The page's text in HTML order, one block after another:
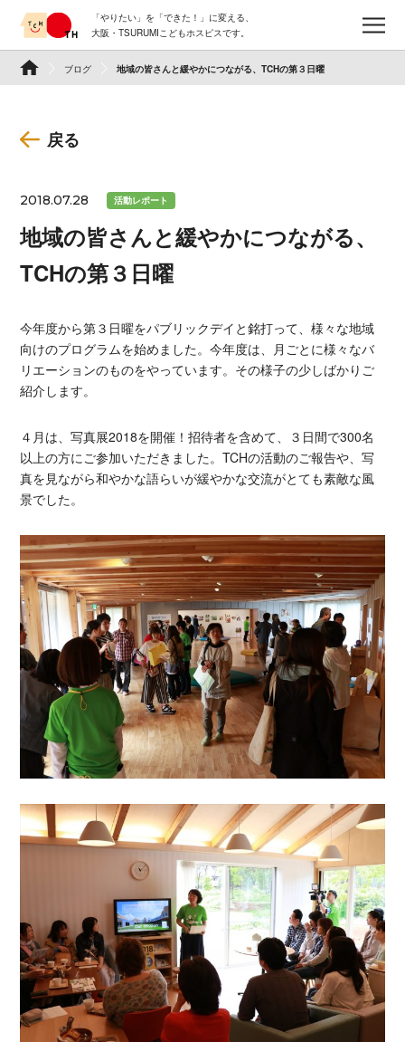
content
「やりたい」を「できた！」に変える、
大阪・TSURUMIこどもホスピスです。
TSURUMI こどもホスピス
ブログ 地域の皆さんと緩やかにつながる、TCHの第３日曜
戻る
2018.07.28 活動レポート
地域の皆さんと緩やかにつながる、
TCHの第３日曜
今年度から第３日曜をパブリックデイと銘打って、様々な地域
向けのプログラムを始めました。今年度は、月ごとに様々なバ
リエーションのものをやっています。その様子の少しばかりご
紹介します。
４月は、写真展2018を開催！招待者を含めて、３日間で300名
以上の方にご参加いただきました。TCHの活動のご報告や、写
真を見ながら和やかな語らいが緩やかな交流がとても素敵な風
景でした。